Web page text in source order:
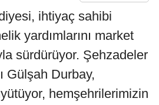
ihtiyaç sahibi
yardımlarını market
sürdürüyor. Şehzadeler
Gülşah Durbay,
hemşehrilerimizin